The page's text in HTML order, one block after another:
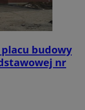
budowy
nr